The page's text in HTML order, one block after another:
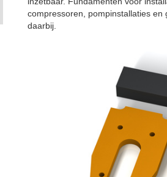
compressoren, pompinstallaties en
daarbij.